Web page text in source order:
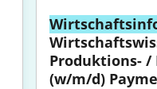
Produktions-
(w/m/d)